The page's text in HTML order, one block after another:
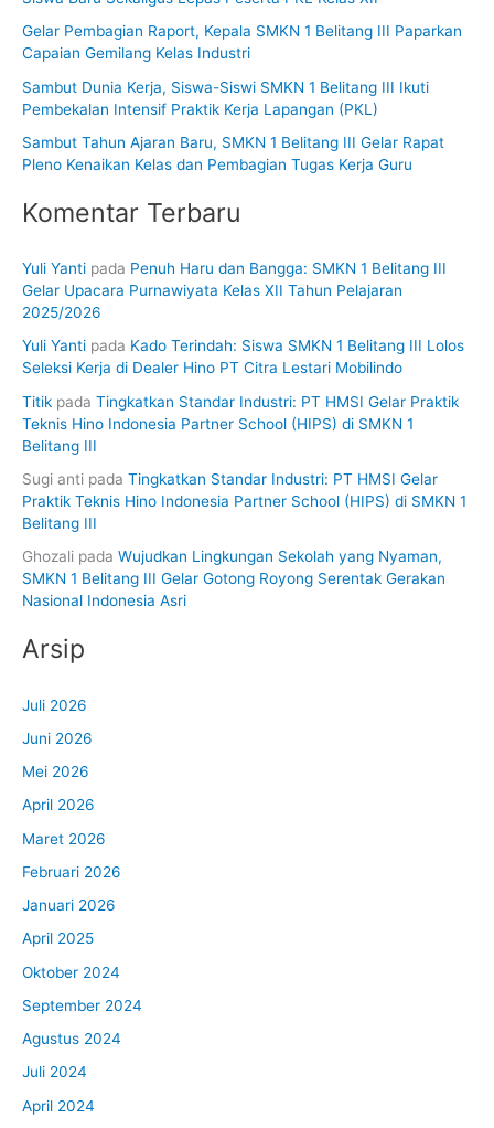
k
Gelar Pembagian Raport, Kepala SMKN 1 Belitang III Paparkan
Capaian Gemilang Kelas Industri
Sambut Dunia Kerja, Siswa-Siswi SMKN 1 Belitang III Ikuti
Pembekalan Intensif Praktik Kerja Lapangan (PKL)
Sambut Tahun Ajaran Baru, SMKN 1 Belitang III Gelar Rapat
Pleno Kenaikan Kelas dan Pembagian Tugas Kerja Guru
Komentar Terbaru
Yuli Yanti pada Penuh Haru dan Bangga: SMKN 1 Belitang III
Gelar Upacara Purnawiyata Kelas XII Tahun Pelajaran
2025/2026
Yuli Yanti pada Kado Terindah: Siswa SMKN 1 Belitang III Lolos
Seleksi Kerja di Dealer Hino PT Citra Lestari Mobilindo
Titik pada Tingkatkan Standar Industri: PT HMSI Gelar Praktik
Teknis Hino Indonesia Partner School (HIPS) di SMKN 1
Belitang III
Sugi anti pada Tingkatkan Standar Industri: PT HMSI Gelar
Praktik Teknis Hino Indonesia Partner School (HIPS) di SMKN 1
Belitang III
Ghozali pada Wujudkan Lingkungan Sekolah yang Nyaman,
SMKN 1 Belitang III Gelar Gotong Royong Serentak Gerakan
Nasional Indonesia Asri
Arsip
Juli 2026
Juni 2026
Mei 2026
April 2026
Maret 2026
Februari 2026
Januari 2026
April 2025
Oktober 2024
September 2024
Agustus 2024
Juli 2024
April 2024